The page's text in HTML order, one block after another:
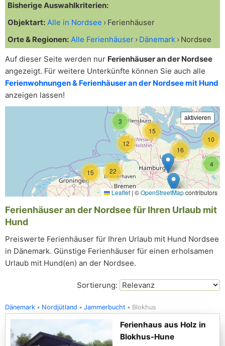
Bisherige Auswahlkriterien:
Objektart: Alle in Nordsee
Ferienhäuser
Orte & Regionen: Alle Ferienhäuser Dänemark Nordsee
Auf dieser Seite werden nur Ferienhäuser an der Nordsee
angezeigt. Für weitere Unterkünfte können Sie auch alle
Ferienwohnungen & Ferienhäuser an der Nordsee mit Hund
anzeigen lassen!
4
3
22
15
12
10
16
15
Leaflet | ©OpenStreetMapcontributors
Ferienhäuser an der Nordsee für Ihren Urlaub mit
Hund
Preiswerte Ferienhäuser für Ihren Urlaub mit Hund Nordsee
in Dänemark. Günstige Ferienhäuser für einen erholsamen
Urlaub mit Hund(en) an der Nordsee.
Sortierung:
Dänemark Nordjütland Jammerbucht Blokhus
Ferienhaus aus Holz in
Blokhus-Hune